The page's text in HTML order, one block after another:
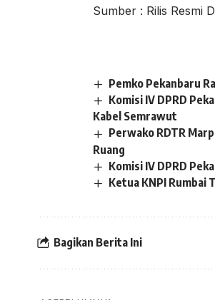
Sumber : Rilis Resmi
Pemko Pekanbaru
Komisi IV DPRD
Kabel Semrawut
Perwako RDTR
Ruang
Komisi IV DPRD
Ketua KNPI Rumbai
Bagikan Berita Ini